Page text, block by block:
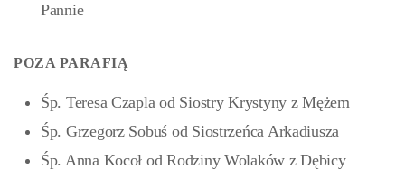
Pannie
POZA PARAFIĄ
Śp. Teresa Czapla od Siostry Krystyny z Mężem
Śp. Grzegorz Sobuś od Siostrzeńca Arkadiusza
Śp. Anna Kocoł od Rodziny Wolaków z Dębicy